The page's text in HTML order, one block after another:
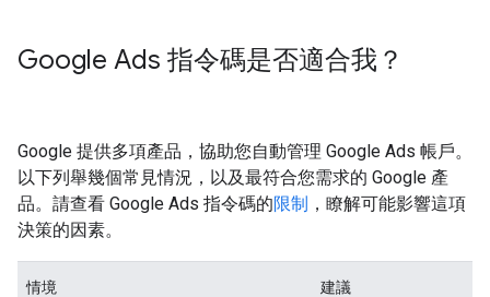
Google Ads 指令碼是否適合我？
Google 提供多項產品，協助您自動管理 Google Ads 帳戶。
以下列舉幾個常見情況，以及最符合您需求的 Google 產
品。請查看 Google Ads 指令碼的限制 ，瞭解可能影響這項
決策的因素。
情境 建議